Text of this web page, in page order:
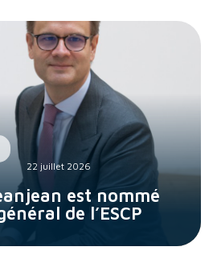
22 juillet 2026
est nommé
de l’ESCP